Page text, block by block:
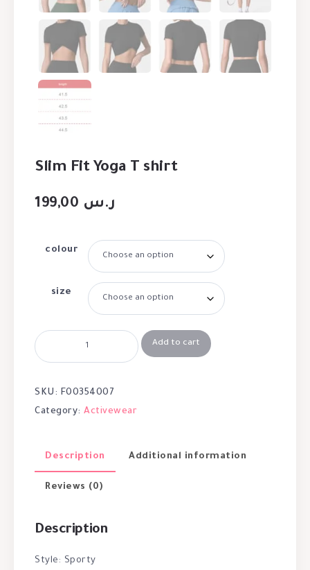
Slim Fit Yoga T shirt
ر.س
colour
size
Add to cart
SKU: F00354007
Category: Activewear
Description Additional information
Reviews (0)
Description
Style: Sporty